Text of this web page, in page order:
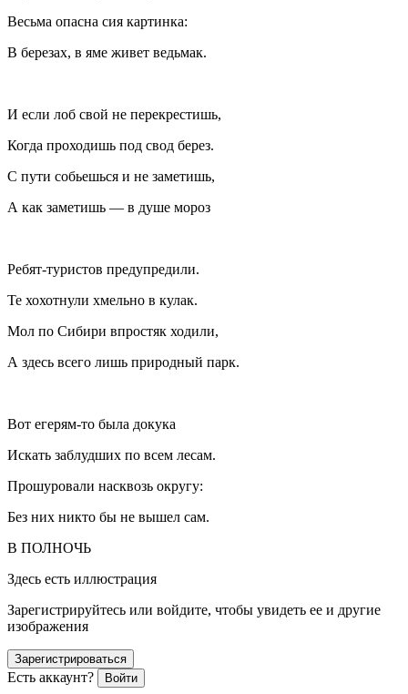
Весьма опасна сия картинка:
В березах, в яме живет ведьмак.
И если лоб свой не перекрестишь,
Когда проходишь под свод берез.
С пути собьешься и не заметишь,
А как заметишь — в душе мороз
Ребят-туристов предупредили.
Те хохотнули хмельно в кулак.
Мол по Сибири впростяк ходили,
А здесь всего лишь природный парк.
Вот егерям-то была докука
Искать заблудших по всем лесам.
Прошуровали насквозь округу:
Без них никто бы не вышел сам.
В ПОЛНОЧЬ
Здесь есть иллюстрация
Зарегистрируйтесь или войдите, чтобы увидеть ее и другие
изображения
Зарегистрироваться
Есть аккаунт? Войти